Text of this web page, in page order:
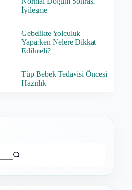
İyileşme
Gebelikte Yolculuk
Yaparken Nelere Dikkat
Edilmeli?
Tüp Bebek Tedavisi Öncesi
Hazırlık